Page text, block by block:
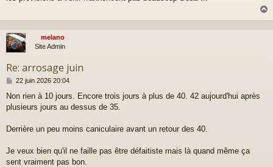
e
a
melano
Site Admin
Re: arrosage juin
M
s
s
22 juin 2026 20:04
Non rien à 10 jours. Encore trois jours à plus de 40. 42 aujourd'hui après
plusieurs jours au dessus de 35.
Derrière un peu moins caniculaire avant un retour des 40.
Je veux bien qu'il ne faille pas être défaitiste mais là quand même ça
sent vraiment pas bon.